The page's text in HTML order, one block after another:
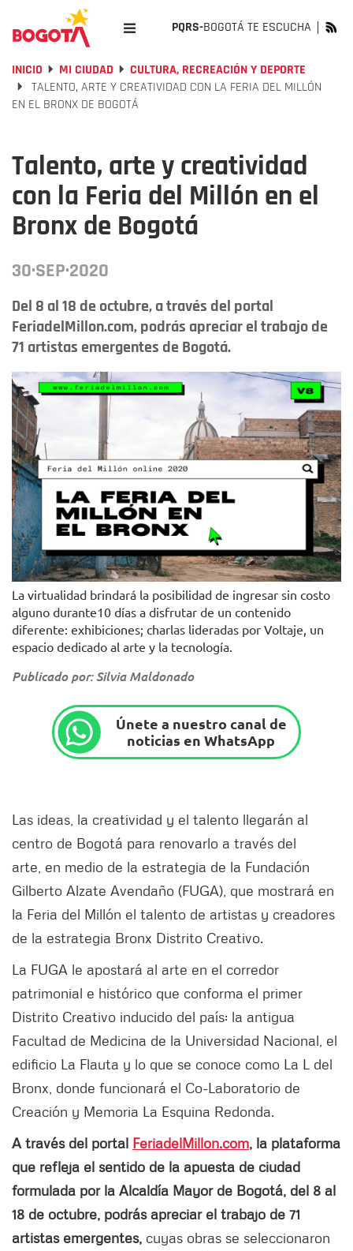
PQRS-BOGOTÁ TE ESCUCHA
INICIO MI CIUDAD
CULTURA, RECREACIÓN Y DEPORTE
TALENTO, ARTE Y CREATIVIDAD CON LA FERIA DEL MILLÓN
EN EL BRONX DE BOGOTÁ
Talento, arte y creatividad
con la Feria del Millón en el
Bronx de Bogotá
30·SEP·2020
Del 8 al 18 de octubre, a través del portal
FeriadelMillon.com, podrás apreciar el trabajo de
71 artistas emergentes de Bogotá.
La virtualidad brindará la posibilidad de ingresar sin costo
alguno durante10 días a disfrutar de un contenido
diferente: exhibiciones; charlas lideradas por Voltaje, un
espacio dedicado al arte y la tecnología.
Publicado por: Silvia Maldonado
Únete a nuestro canal de
noticias en WhatsApp
Las ideas, la creatividad y el talento llegarán al
centro de Bogotá para renovarlo a través del
arte, en medio de la estrategia de la Fundación
Gilberto Alzate Avendaño (FUGA), que mostrará en
la Feria del Millón el talento de artistas y creadores
de la estrategia Bronx Distrito Creativo.
La FUGA le apostará al arte en el corredor
patrimonial e histórico que conforma el primer
Distrito Creativo inducido del país: la antigua
Facultad de Medicina de la Universidad Nacional, el
edificio La Flauta y lo que se conoce como La L del
Bronx, donde funcionará el Co-Laboratorio de
Creación y Memoria La Esquina Redonda.
A través del portal FeriadelMillon.com, la plataforma
que refleja el sentido de la apuesta de ciudad
formulada por la Alcaldía Mayor de Bogotá, del 8 al
18 de octubre, podrás apreciar el trabajo de 71
artistas emergentes, cuyas obras se seleccionaron